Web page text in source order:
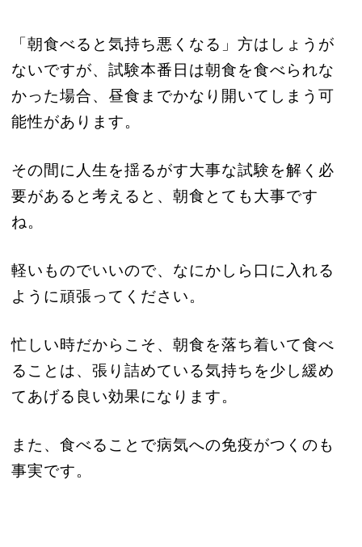
「朝食べると気持ち悪くなる」方はしょうが
ないですが、試験本番日は朝食を食べられな
かった場合、昼食までかなり開いてしまう可
能性があります。
その間に人生を揺るがす大事な試験を解く必
要があると考えると、朝食とても大事です
ね。
軽いものでいいので、なにかしら口に入れる
ように頑張ってください。
忙しい時だからこそ、朝食を落ち着いて食べ
ることは、張り詰めている気持ちを少し緩め
てあげる良い効果になります。
また、食べることで病気への免疫がつくのも
事実です。